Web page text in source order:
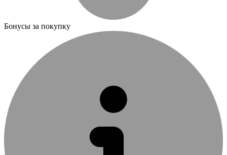
Бонусы за покупку